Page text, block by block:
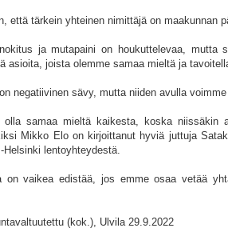
että tärkein yhteinen nimittäjä on maakunnan
ja mutapaini on houkuttelevaa,
asioita, joista olemme samaa mieltä ja
negatiivinen sävy, mutta niiden avulla
olla samaa mieltä kaikesta, koska niissäkin
Mikko Elo on kirjoittanut hyviä juttuja
Helsinki lentoyhteydestä.
on vaikea edistää, jos emme osaa vetää
(kok.), Ulvila 29.9.2022